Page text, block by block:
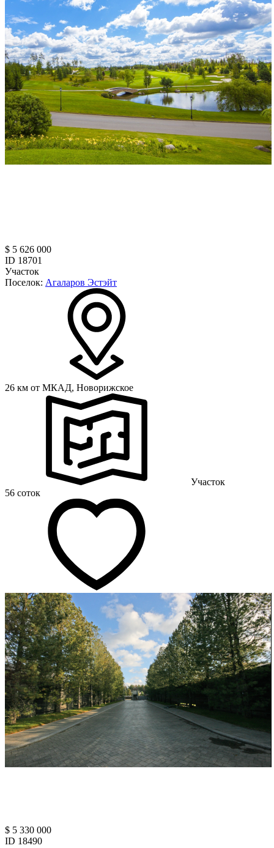
$ 5 626 000
ID 18701
Участок
Поселок: Агаларов Эстэйт
26 км от МКАД, Новорижское
Участок
56 соток
$ 5 330 000
ID 18490